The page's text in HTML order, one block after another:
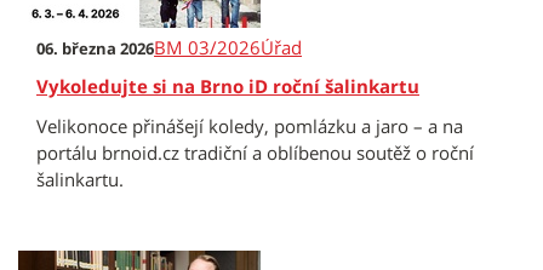
06. března 2026BM 03/2026Úřad
Vykoledujte si na Brno iD roční šalinkartu
Velikonoce přinášejí koledy, pomlázku a jaro – a na
portálu brnoid.cz tradiční a oblíbenou soutěž o roční
šalinkartu.